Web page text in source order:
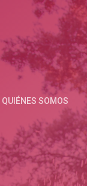
QUIÉNES SOMOS